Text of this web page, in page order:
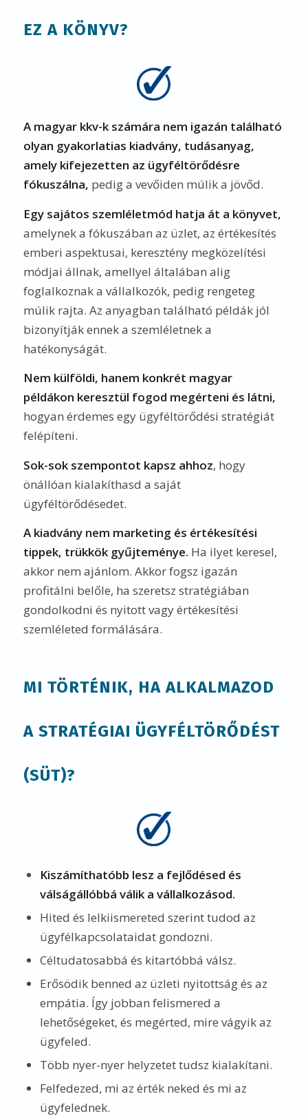
EZ A KÖNYV?
A magyar kkv-k számára nem igazán található
olyan gyakorlatias kiadvány, tudásanyag,
amely kifejezetten az ügyféltörődésre
fókuszálna, pedig a vevőiden múlik a jövőd.
Egy sajátos szemléletmód hatja át a könyvet,
amelynek a fókuszában az üzlet, az értékesítés
emberi aspektusai, keresztény megközelítési
módjai állnak, amellyel általában alig
foglalkoznak a vállalkozók, pedig rengeteg
múlik rajta. Az anyagban található példák jól
bizonyítják ennek a szemléletnek a
hatékonyságát.
Nem külföldi, hanem konkrét magyar
példákon keresztül fogod megérteni és látni,
hogyan érdemes egy ügyféltörődési stratégiát
felépíteni.
Sok-sok szempontot kapsz ahhoz, hogy
önállóan kialakíthasd a saját
ügyféltörődésedet.
A kiadvány nem marketing és értékesítési
tippek, trükkök gyűjteménye. Ha ilyet keresel,
akkor nem ajánlom. Akkor fogsz igazán
profitálni belőle, ha szeretsz stratégiában
gondolkodni és nyitott vagy értékesítési
szemléleted formálására.
MI TÖRTÉNIK, HA ALKALMAZOD
A STRATÉGIAI ÜGYFÉLTÖRŐDÉST
(SÜT)?
Kiszámíthatóbb lesz a fejlődésed és
válságállóbbá válik a vállalkozásod.
Hited és lelkiismereted szerint tudod az
ügyfélkapcsolataidat gondozni.
Céltudatosabbá és kitartóbbá válsz.
Erősödik benned az üzleti nyitottság és az
empátia. Így jobban felismered a
lehetőségeket, és megérted, mire vágyik az
ügyfeled.
Több nyer-nyer helyzetet tudsz kialakítani.
Felfedezed, mi az érték neked és mi az
ügyfelednek.